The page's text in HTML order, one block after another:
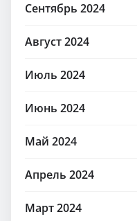
Сентябрь 2024
Август 2024
Июль 2024
Июнь 2024
Май 2024
Апрель 2024
Март 2024